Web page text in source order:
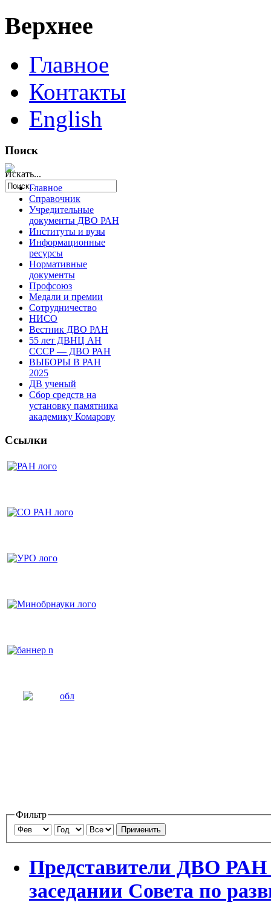
Верхнее
Главное
Контакты
English
Поиск
Искать...
Главное
Справочник
Учредительные
документы ДВО РАН
Институты и вузы
Информационные
ресурсы
Нормативные
документы
Профсоюз
Медали и премии
Сотрудничество
НИСО
Вестник ДВО РАН
55 лет ДВНЦ АН
СССР — ДВО РАН
ВЫБОРЫ В РАН
2025
ДВ ученый
Сбор средств на
установку памятника
академику Комарову
Ссылки
Фильтр
Применить
Представители ДВО РАН
заседании Совета по